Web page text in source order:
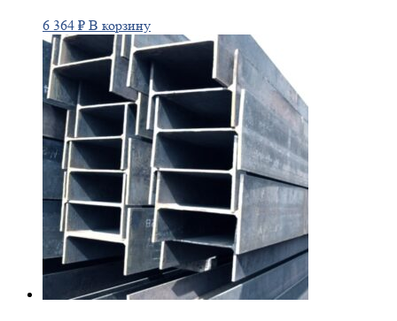
6 364 ₽ В корзину